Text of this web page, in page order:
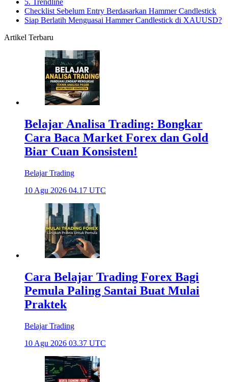
5. Trendline
Checklist Sebelum Entry Berdasarkan Hammer Candlestick
Siap Berlatih Menguasai Hammer Candlestick di XAUUSD?
Artikel Terbaru
Belajar Analisa Trading: Bongkar
Cara Baca Market Forex dan Gold
Biar Cuan Konsisten!
Belajar Trading
10 Agu 2026 04.17 UTC
Cara Belajar Trading Forex Bagi
Pemula Paling Santai Buat Mulai
Praktek
Belajar Trading
10 Agu 2026 03.37 UTC